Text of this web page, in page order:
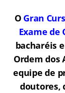
O Gran
Exame de
bacharéis
Ordem dos
equipe de
doutores,